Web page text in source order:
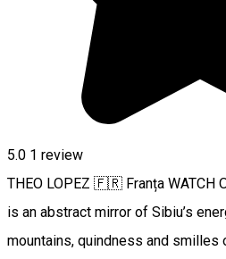
5.0 1 review
THEO LOPEZ 🇫🇷 Franța WATCH
is an abstract mirror of Sibiu’s
mountains, quindness and smilles